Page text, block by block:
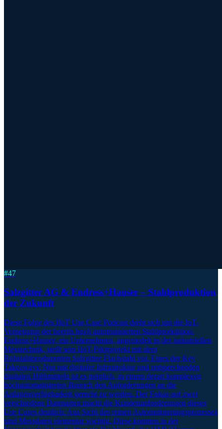
#47
Salzgitter AG & Endress+Hauser – Stahlproduktion
der Zukunft
Diese Folge des IIoT Use Case Podcast dreht sich um die IoT-
Vernetzung der bereits hoch automatisierten Stahlproduktion.
Endress+Hauser, ein Unternehmen, angesiedelt in der industriellen
Messtechnik, stellt sein IIoT-Pilotprojekt mit dem
Rohstahlproduzenten Salzgitter Flachstahl vor. Eines der Key
Takeaways: Nur mit digitaler Infrastruktur und entsprechenden
digitalen Hilfsmitteln ist es möglich, in einem derart komplexen
hochautomatisierten Bereich den Anforderungen an die
Anlagenverfügbarkeit gerecht zu werden. Der Fokus auf zwei
verschiedene Datenarten macht die Kundenanforderungen dieses
Use Cases deutlich: Aus Sicht des reinen Automatisierungsprozesses
sind Messdaten elementar wichtig. Diese konnten in der